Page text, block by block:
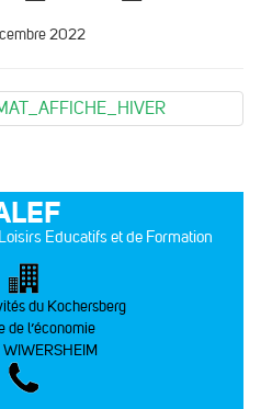
2022
Educatifs et de Formation
du Kochersberg
de l’économie